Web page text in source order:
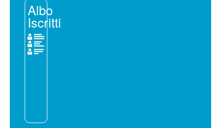
Albo
Iscritti